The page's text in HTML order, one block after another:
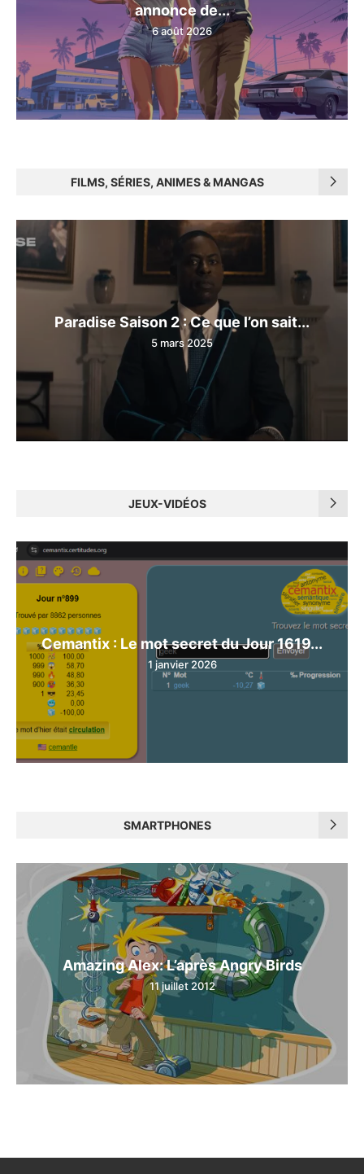
annonce de...
6 août 2026
FILMS, SÉRIES, ANIMES & MANGAS
Paradise Saison 2 : Ce que l’on sait...
5 mars 2025
JEUX-VIDÉOS
Cemantix : Le mot secret du Jour 1619...
1 janvier 2026
SMARTPHONES
Amazing Alex: L’après Angry Birds
11 juillet 2012